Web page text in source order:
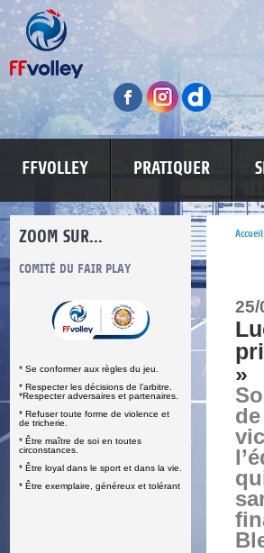
FFVOLLEY PRATIQUER
ZOOM SUR...
COMITÉ DU FAIR PLAY
* Se conformer aux règles du jeu.
* Respecter les décisions de l’arbitre.
*Respecter adversaires et partenaires.
* Refuser toute forme de violence et
de tricherie.
* Être maître de soi en toutes
circonstances.
* Être loyal dans le sport et dans la vie.
* Être exemplaire, généreux et tolérant
LUTTE CONTRE
Accueil
25/
»